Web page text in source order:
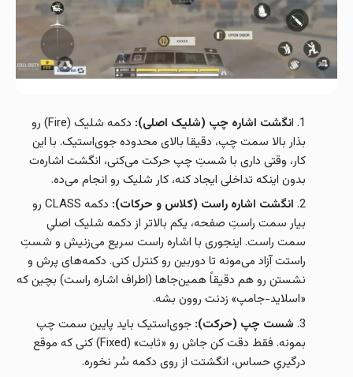
انگشت اشاره چپ (شلیک اصلی):
دکمه شلیک (Fire) رو
بذار بالا سمت چپ، دقیقا بالای محدوده جوی‌استیک. با این
کار، وقتی داری با شستِ چپ حرکت می‌کنی، انگشت اشاره‌ت
بدون اینکه تداخلی ایجاد کنه، کار شلیک رو انجام می‌ده.
انگشت اشاره راست (کلاس و حرکات):
دکمه CLASS رو
بیار سمت راستِ صفحه، یکم بالاتر از دکمه شلیک اصلیِ
سمت راست. اینجوری با اشاره راست سریع می‌زنیش و شستِ
راستت آزاد می‌مونه تا دوربین رو کنترل کنی. دکمه‌های پرش و
نشستن رو هم دقیقاً همین‌جاها (اطراف اشاره راست) بچین که
«اسلاید-جامپ» زدنت روون بشه.
شست چپ (حرکت): جوی‌استیک باید پایین سمت چپ
بمونه. فقط دقت کن جاش رو «ثابت» (Fixed) کنی که موقع
درگیریِ حساس، انگشتت از روی دکمه سُر نخوره.